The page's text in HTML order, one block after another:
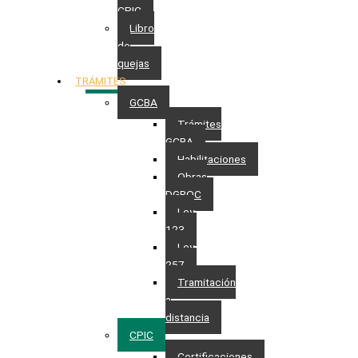
CPIC
Libro
de
quejas
TRÁMITES
GCBA
Trámites
GCBA
Habilitaciones
Obras
DGROC
Ley
123
Ley
257
Tramitación
a
distancia
CPIC